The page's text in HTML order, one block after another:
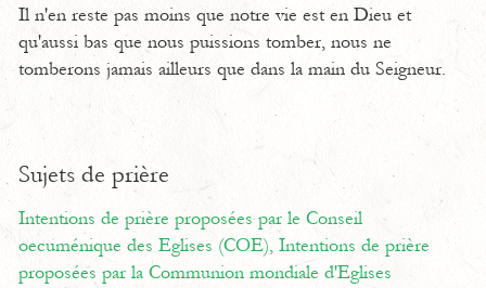
Il n'en reste pas moins que notre vie est en Dieu et
qu'aussi bas que nous puissions tomber, nous ne
tomberons jamais ailleurs que dans la main du Seigneur.
Sujets de prière
Intentions de prière proposées par le Conseil
oecuménique des Eglises (COE), Intentions de prière
proposées par la Communion mondiale d'Eglises